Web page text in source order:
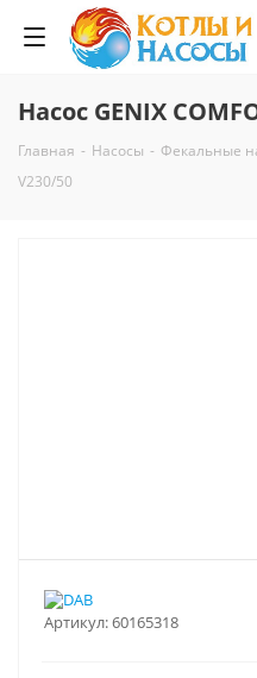
Насос GENIX
Главная - Насосы - Фекальные
V230/50
Артикул:60165318